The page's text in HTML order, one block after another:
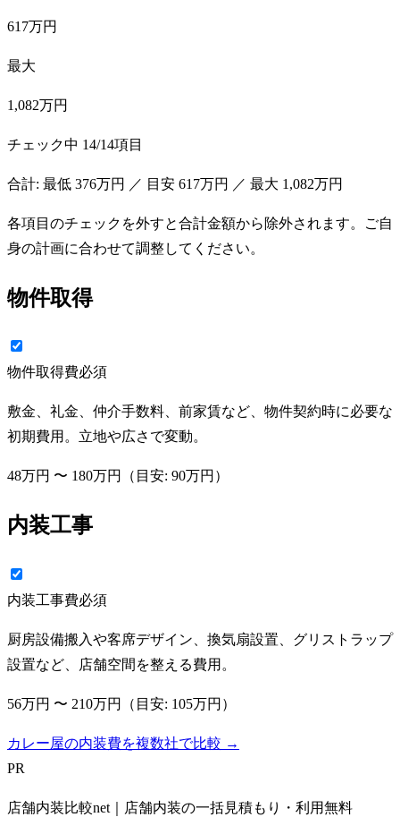
617万円
最大
1,082万円
チェック中 14/14項目
合計: 最低 376万円 ／ 目安 617万円 ／ 最大 1,082万円
各項目のチェックを外すと合計金額から除外されます。ご自
身の計画に合わせて調整してください。
物件取得
物件取得費必須
敷金、礼金、仲介手数料、前家賃など、物件契約時に必要な
初期費用。立地や広さで変動。
48万円 〜 180万円 （目安: 90万円 ）
内装工事
内装工事費必須
厨房設備搬入や客席デザイン、換気扇設置、グリストラップ
設置など、店舗空間を整える費用。
56万円 〜 210万円 （目安: 105万円 ）
カレー屋の内装費を複数社で比較 →
PR
店舗内装比較net｜店舗内装の一括見積もり・利用無料